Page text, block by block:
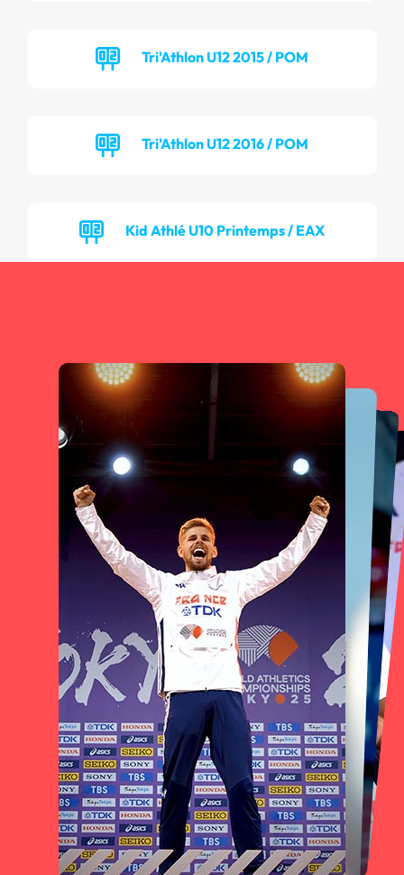
Tri'Athlon U12 2015 / POM
Tri'Athlon U12 2016 / POM
Kid Athlé U10 Printemps / EAX